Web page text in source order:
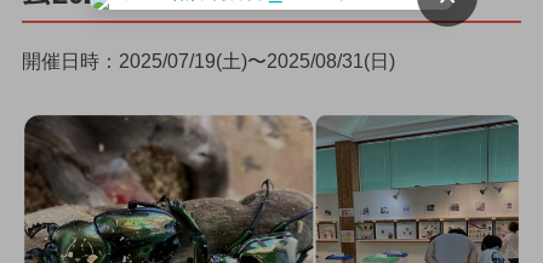
開催日時：2025/07/19(土)〜2025/08/31(日)